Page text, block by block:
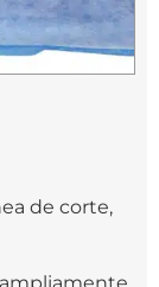
de corte,